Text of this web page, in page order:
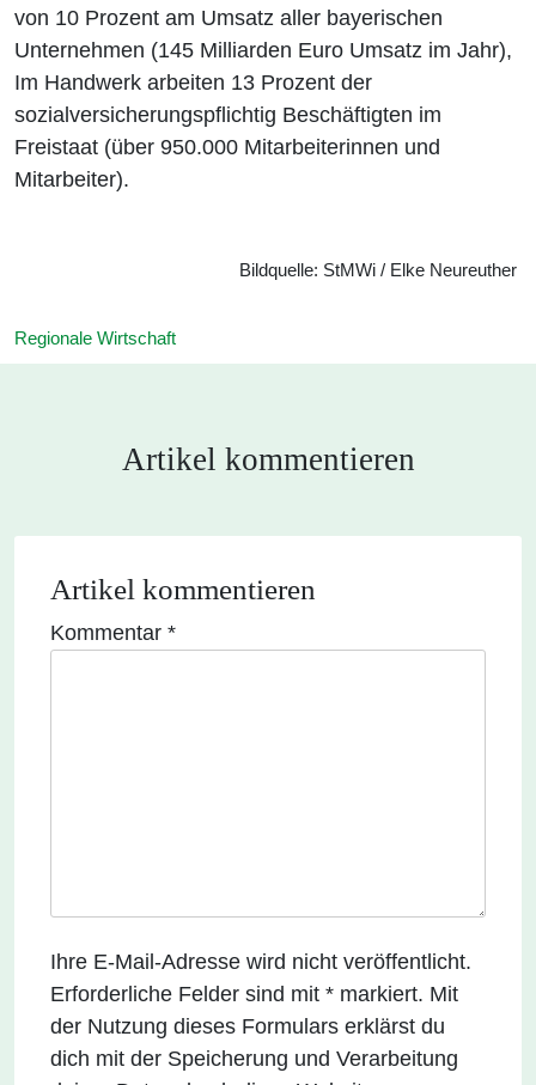
von 10 Prozent am Umsatz aller bayerischen
Unternehmen (145 Milliarden Euro Umsatz im Jahr),
Im Handwerk arbeiten 13 Prozent der
sozialversicherungspflichtig Beschäftigten im
Freistaat (über 950.000 Mitarbeiterinnen und
Mitarbeiter).
Bildquelle: StMWi / Elke Neureuther
Regionale Wirtschaft
Artikel kommentieren
Artikel kommentieren
Kommentar *
Ihre E-Mail-Adresse wird nicht veröffentlicht.
Erforderliche Felder sind mit * markiert. Mit
der Nutzung dieses Formulars erklärst du
dich mit der Speicherung und Verarbeitung